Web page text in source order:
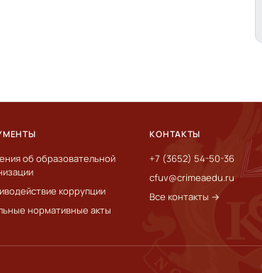
об образовательной
коррупции
нормативные акты
КОНТАКТЫ
+7 (3652) 54-50-36
cfuv@crimeaedu.ru
Все контакты →